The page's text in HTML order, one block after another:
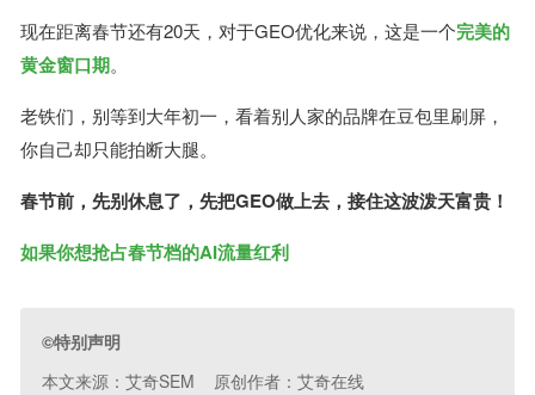
现在距离春节还有20天，对于GEO优化来说，这是一个完美的
黄金窗口期。
老铁们，别等到大年初一，看着别人家的品牌在豆包里刷屏，
你自己却只能拍断大腿。
春节前，先别休息了，先把GEO做上去，接住这波泼天富贵！
如果你想抢占春节档的AI流量红利
©特别声明
本文来源：艾奇SEM 原创作者：艾奇在线